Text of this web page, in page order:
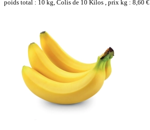
poids total : 10 kg, Colis de 10 Kilos , prix kg : 8,60 €